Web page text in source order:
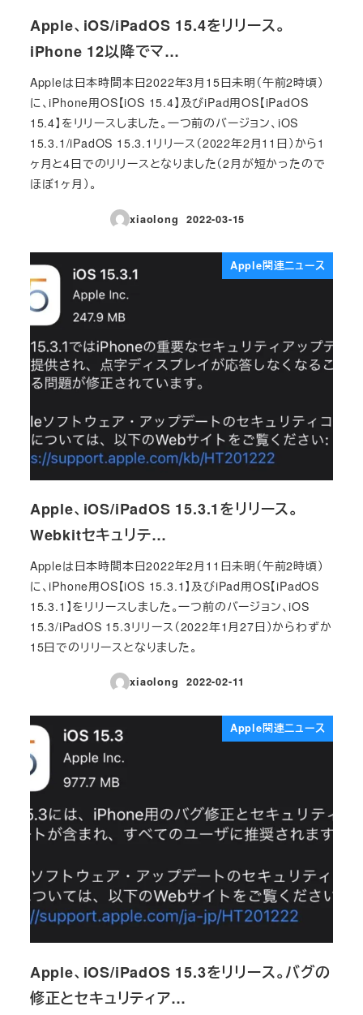
Apple、iOS/iPadOS 15.4をリリース。
iPhone 12以降でマ…
Appleは日本時間本日2022年3月15日未明（午前2時頃）
に、iPhone用OS【iOS 15.4】及びiPad用OS【iPadOS
15.4】をリリースしました。一つ前のバージョン、iOS
15.3.1/iPadOS 15.3.1リリース（2022年2月11日）から1
ヶ月と4日でのリリースとなりました（2月が短かったので
ほぼ1ヶ月）。
xiaolong
投稿日
2022-03-15
Apple関連ニュース
Apple、iOS/iPadOS 15.3.1をリリース。
Webkitセキュリテ…
Appleは日本時間本日2022年2月11日未明（午前2時頃）
に、iPhone用OS【iOS 15.3.1】及びiPad用OS【iPadOS
15.3.1】をリリースしました。一つ前のバージョン、iOS
15.3/iPadOS 15.3リリース（2022年1月27日）からわずか
15日でのリリースとなりました。
xiaolong
投稿日
2022-02-11
Apple関連ニュース
Apple、iOS/iPadOS 15.3をリリース。バグの
修正とセキュリティア…